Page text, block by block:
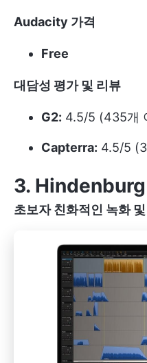
Audacity 가격
Free
대담성 평가 및 리뷰
G2: 4.5/5 (435개
Capterra: 4.5/5
3. Hindenburg
초보자 친화적인 녹화